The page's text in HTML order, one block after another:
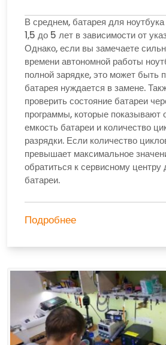
В среднем, батарея для
1,5 до 5 лет в зависимости от
Однако, если вы замечаете
времени автономной работы
полной зарядке, это может быть
батарея нуждается в замене.
проверить состояние батареи
программы, которые показывают
емкость батареи и количество
разрядки. Если количество
превышает максимальное
обратиться к сервисному
батареи.
Подробнее